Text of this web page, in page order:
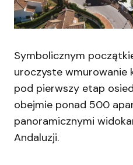
Symbolicznym
uroczyste wmurowanie
pod pierwszy etap
obejmie ponad 500
panoramicznymi
Andaluzji.